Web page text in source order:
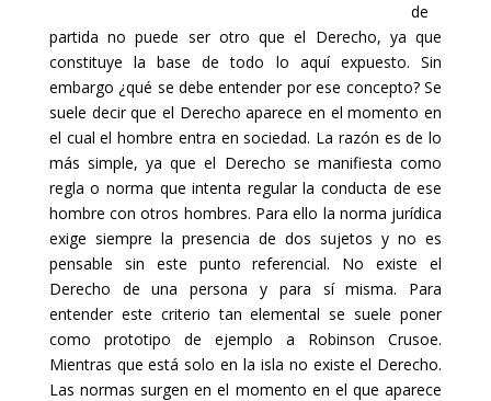
de
partida no puede ser otro que el Derecho, ya que
constituye la base de todo lo aquí expuesto. Sin
embargo ¿qué se debe entender por ese concepto? Se
suele decir que el Derecho aparece en el momento en
el cual el hombre entra en sociedad. La razón es de lo
más simple, ya que el Derecho se manifiesta como
regla o norma que intenta regular la conducta de ese
hombre con otros hombres. Para ello la norma jurídica
exige siempre la presencia de dos sujetos y no es
pensable sin este punto referencial. No existe el
Derecho de una persona y para sí misma. Para
entender este criterio tan elemental se suele poner
como prototipo de ejemplo a Robinson Crusoe.
Mientras que está solo en la isla no existe el Derecho.
Las normas surgen en el momento en el que aparece